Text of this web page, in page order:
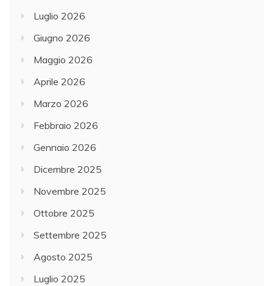
Luglio 2026
Giugno 2026
Maggio 2026
Aprile 2026
Marzo 2026
Febbraio 2026
Gennaio 2026
Dicembre 2025
Novembre 2025
Ottobre 2025
Settembre 2025
Agosto 2025
Luglio 2025